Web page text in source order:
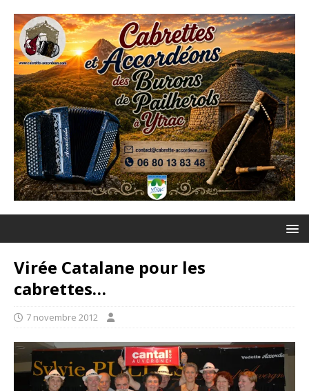
Virée Catalane pour les
cabrettes…
7 novembre 2012